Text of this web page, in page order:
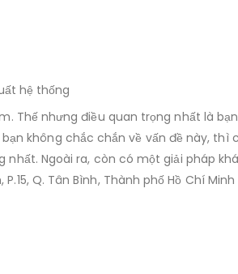
hệ thống
Thế nhưng điều quan trọng nhất là
không chắc chắn về vấn đề này, thì
Ngoài ra, còn có một giải pháp
Q. Tân Bình, Thành phố Hồ Chí